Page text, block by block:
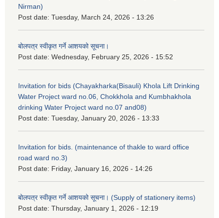
Nirman)
Post date: Tuesday, March 24, 2026 - 13:26
बोलपत्र स्वीकृत गर्ने आशयको सूचना।
Post date: Wednesday, February 25, 2026 - 15:52
Invitation for bids (Chayakharka(Bisauli) Khola Lift Drinking
Water Project ward no.06, Chokkhola and Kumbhakhola
drinking Water Project ward no.07 and08)
Post date: Tuesday, January 20, 2026 - 13:33
Invitation for bids. (maintenance of thakle to ward office
road ward no.3)
Post date: Friday, January 16, 2026 - 14:26
बोलपत्र स्वीकृत गर्ने आशयको सूचना। (Supply of stationery items)
Post date: Thursday, January 1, 2026 - 12:19